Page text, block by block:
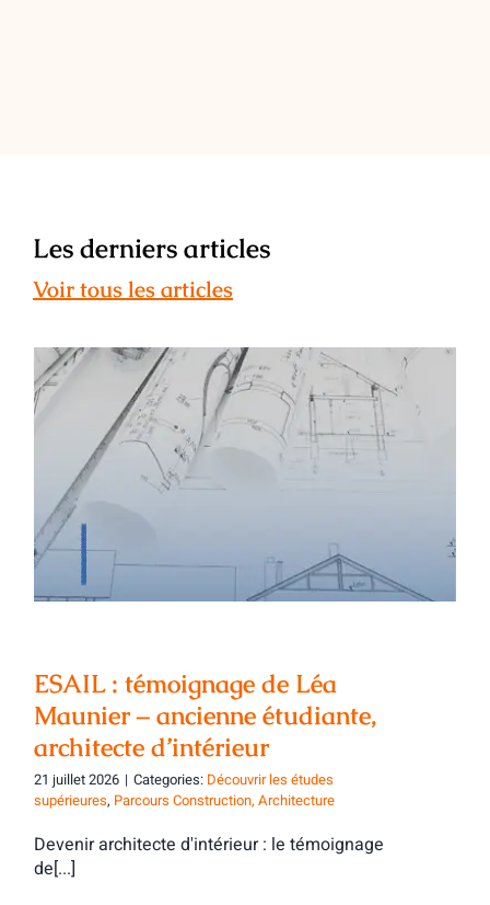
Les derniers articles
Voir tous les articles
ESAIL : témoignage de Léa Maunier –
ancienne étudiante, architecte
ESAIL : témoignage de Léa
Maunier – ancienne étudiante,
architecte d’intérieur
21 juillet 2026 | Categories: Découvrir les études
supérieures, Parcours Construction, Architecture
Devenir architecte d'intérieur : le témoignage
de[...]